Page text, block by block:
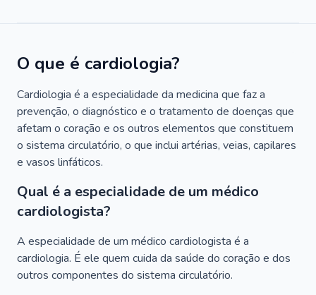
O que é cardiologia?
Cardiologia é a especialidade da medicina que faz a
prevenção, o diagnóstico e o tratamento de doenças que
afetam o coração e os outros elementos que constituem
o sistema circulatório, o que inclui artérias, veias, capilares
e vasos linfáticos.
Qual é a especialidade de um médico
cardiologista?
A especialidade de um médico cardiologista é a
cardiologia. É ele quem cuida da saúde do coração e dos
outros componentes do sistema circulatório.